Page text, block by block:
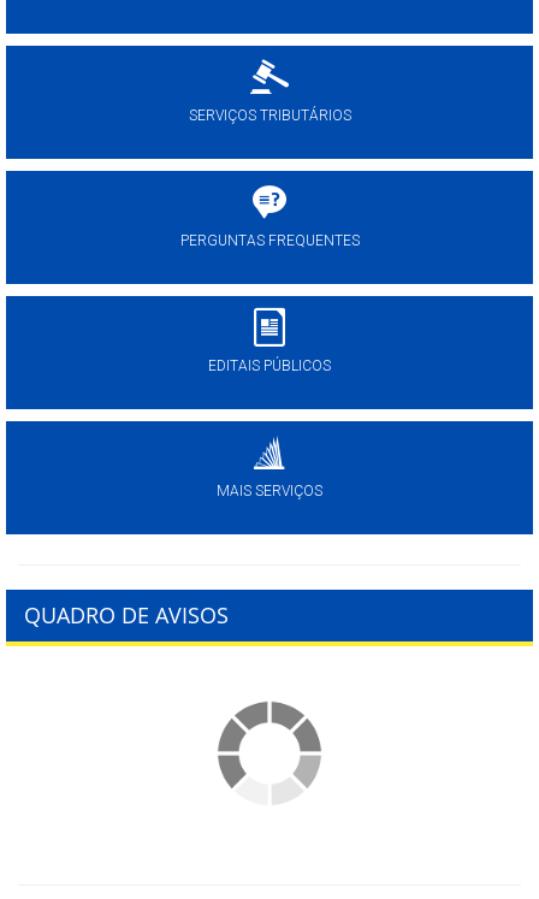
SERVIÇOS TRIBUTÁRIOS
PERGUNTAS FREQUENTES
EDITAIS PÚBLICOS
MAIS SERVIÇOS
QUADRO DE AVISOS